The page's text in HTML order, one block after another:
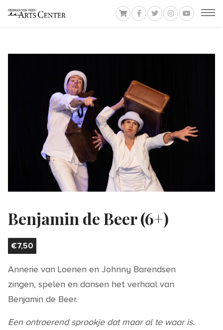
Benjamin de Beer (6+)
€7,50
Annerie van Loenen en Johnny Barendsen
zingen, spelen en dansen het verhaal van
Benjamin de Beer.
Een ontroerend sprookje dat maar al te waar is.